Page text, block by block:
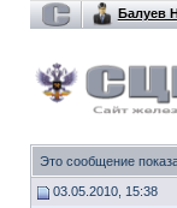
Балуев
Это сообщение
03.05.2010, 15:38